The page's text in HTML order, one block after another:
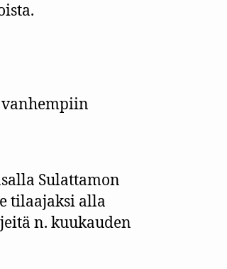
vanhempiin
Sulattamon
tilaajaksi alla
n. kuukauden